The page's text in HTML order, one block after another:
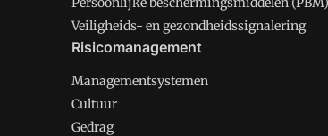
Veiligheids- en gezondheidssignalering
Risicomanagement
Managementsystemen
Cultuur
Gedrag